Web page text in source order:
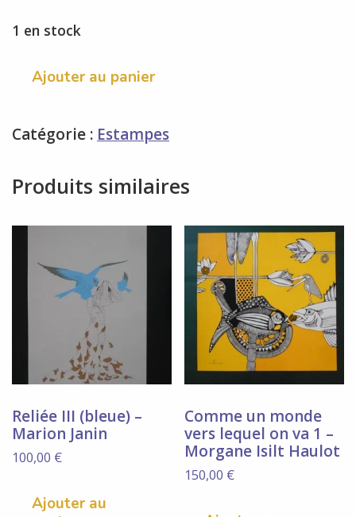
1 en stock
quantité
de
saturne
Paul
Hians
Ajouter au panier
Catégorie : Estampes
Produits similaires
Reliée III (bleue) –
Marion Janin
100,00 €
Ajouter au
Comme un monde
vers lequel on va 1 –
Morgane Isilt Haulot
150,00 €